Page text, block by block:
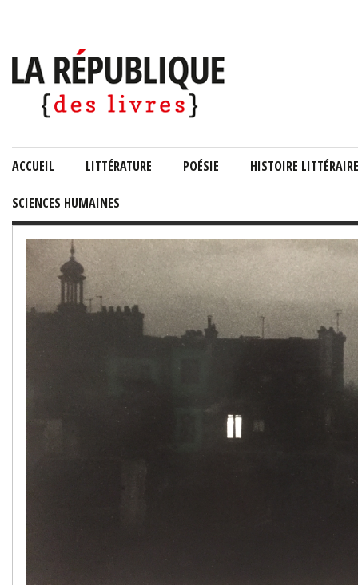
ACCUEIL LITTÉRATURE POÉSIE HISTOIRE LITTÉRAIRE
SCIENCES HUMAINES